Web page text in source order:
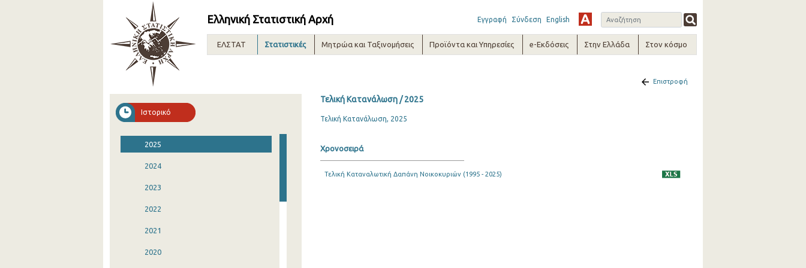
Ελληνική Στατιστική Αρχή Εγγραφή Σύνδεση English
ΕΛΣΤΑΤ Στατιστικές Μητρώα και Ταξινομήσεις Προϊόντα και Υπηρεσίες e-Εκδόσεις Στην Ελλάδα Στον κόσμο
Ιστορικό
2025
2024
2023
2022
2021
2020
Επιστροφή
Τελική Κατανάλωση / 2025
Τελική Κατανάλωση, 2025
Χρονοσειρά
Τελική Καταναλωτική Δαπάνη Νοικοκυριών (1995 - 2025)